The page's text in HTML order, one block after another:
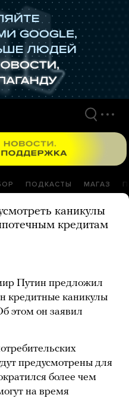
ПОДКАСТЫ МАГАЗ
каникулы
кредитам
Путин предложил
кредитные каникулы
этом он заявил
предусмотрены для
более чем
на время